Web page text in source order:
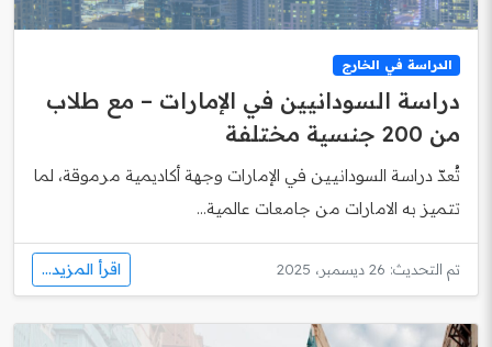
الدراسة في الخارج
دراسة السودانيين في الإمارات – مع طلاب
من 200 جنسية مختلفة
تُعدّ دراسة السودانيين في الإمارات وجهة أكاديمية مرموقة، لما
تتميز به الامارات من جامعات عالمية...
تم التحديث: 26 ديسمبر، 2025 اقرأ المزيد...